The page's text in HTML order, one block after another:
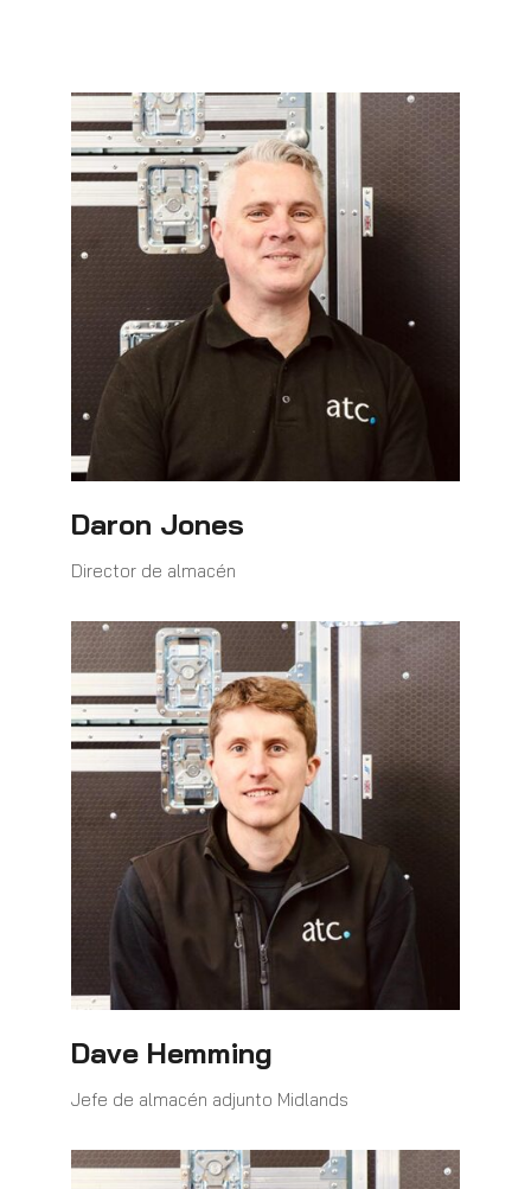
Daron Jones
Director de almacén
Dave Hemming
Jefe de almacén adjunto Midlands